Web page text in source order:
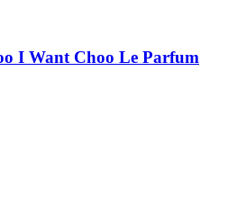
I Want Choo Le Parfum